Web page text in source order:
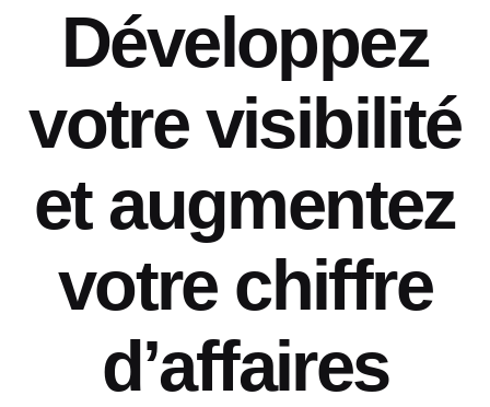
Développez
votre visibilité
et augmentez
votre chiffre
d’affaires